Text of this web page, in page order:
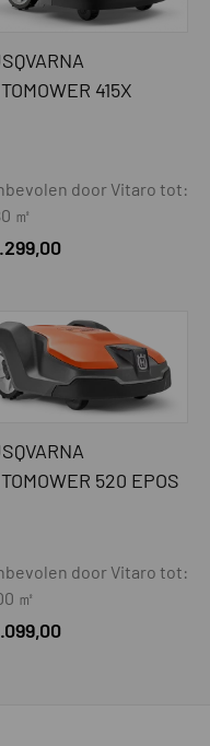
Ja
Ja
Nee
3 mesjes
Nee
20-50
22
415X
door Vitaro tot:
㎡
520 EPOS
door Vitaro tot:
㎡